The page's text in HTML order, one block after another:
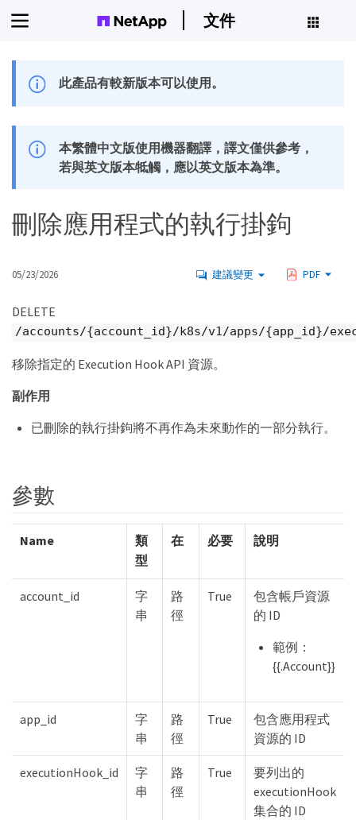
文件
此產品有較新版本可以使用。
本繁體中文版使用機器翻譯，譯文僅供參考，
若與英文版本牴觸，應以英文版本為準。
刪除應用程式的執行掛鉤
05/23/2026 建議變更 PDF
DELETE
/accounts/{account_id}/k8s/v1/apps/{app_id}/
移除指定的 Execution Hook API 資源。
副作用
已刪除的執行掛鉤將不再作為未來動作的一部分執行。
參數
Name
類
型
在 必要 說明
account_id
字
串
路
徑
True
包含帳戶資源
的 ID
範例：
{{.Account}}
app_id
字
串
路
徑
True
包含應用程式
資源的 ID
executionHook_id
字
串
路
徑
True
要列出的
executionHook
集合的 ID